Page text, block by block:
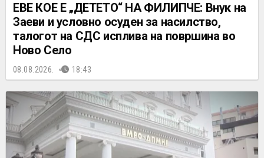
ЕВЕ КОЕ Е „ДЕТЕТО“ НА ФИЛИПЧЕ: Внук на
Заеви и условно осуден за насилство,
талогот на СДС исплива на површина во
Ново Село
08.08.2026. 18:43